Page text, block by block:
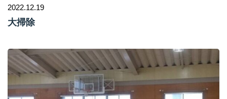
2022.12.19
大掃除